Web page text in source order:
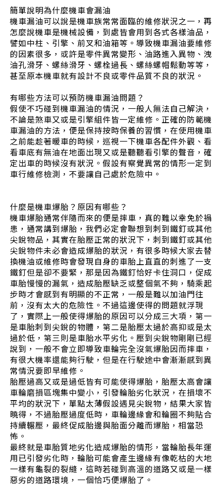
簡單說明為什麼機車會漏油
機車漏油可以說是機車族常常面臨的維修狀況之一，再
怎麼說機車是機械設備，到處皆會用到各式各樣油品，
譬如中柱、引擎、前叉和油箱等。導致機車漏油要維修
的因素很多，或許是零件異常變形、油路進入異物、洩
油孔滑牙、螺絲滑牙、螺栓過長、螺絲螺帽鬆動等等，
甚至原本機車就有設計不良或零件品質不良的狀況。
有哪些方法可以預防機車漏油問題？
假使不巧碰到機車漏油的情況，一般人無法自己解決，
不論是煞車又或是引擎組件皆一定維修。正確的防範機
車漏油的方法，便是保持按時保養的習慣，在使用機車
之前能趁著暖車的時候，巡視一下機車各配件外觀、看
看車底有無油在地面出現又或是聽聽看引擎的聲音，確
定出車的時候沒有狀況。假設有察覺異常的情形一定到
車行維修檢測，不要讓自己處於危險中。
什麼是機車爆胎？原因有哪些？
機車爆胎通常伴隨而來的便是摔車，真的難以幸免於禍
患，通常講到爆胎，我們必定會聯想到刺到鐵釘或其他
尖銳物品，其實在胎壓正常的狀況下，刺到鐵釘或其他
尖銳物件未必會造成爆胎的狀況，有很多時候大家去替
換機油或維修時會發現自身的車胎上直直的刺進了一支
鐵釘但是卻不要緊，那是因為鐵釘恰好卡住洞口，促成
車胎慢慢的漏氣，造成胎壓缺乏或整個氣不夠，騎乘起
步時才會感到有明顯的不正常，一般是難以加油門往
前，沒有太大的危險性。不過這邊使得的問題就浮現
了，實際上一般使得爆胎的原因可以分成三大項，第一
是車胎刺到尖銳的物體，第二是胎壓太過於高抑或是太
過於低，第三則是車胎水平劣化。壓到尖銳物剛剛已經
說到，一般不會立即導致車輪完全沒氣爆胎因而摔車，
有很大機率還能夠行駛，但是在行駛途中會漸漸感到異
常情況要即早維修。
胎壓過高又或是過低皆有可能使得爆胎，胎壓太高會讓
車輪磨損區塊集中變小，引發輪胎劣化狀況，在損壞不
平均的狀況下，單點太薄假設遇見尖銳物，結果大家皆
曉得，不過胎壓過度低時，車輪邊緣會和輪圈不夠貼合
持續輾壓，最終促成胎邊與胎面分離而爆胎，相當恐
怖。
最終就是車胎質地劣化造成爆胎的情形，當輪胎長年運
用已引發劣化時，輪胎可能會產生邊緣有像乾枯的大地
一樣有龜裂的裂縫，這時若碰到高溫的道路又或是一樣
惡劣的道路環境，一個恰巧便爆胎了。